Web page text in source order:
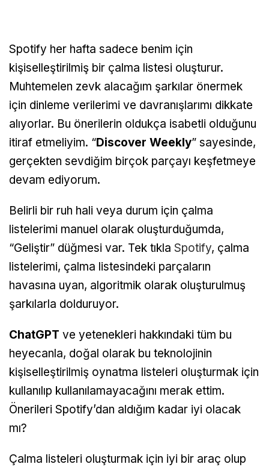
Spotify her hafta sadece benim için
kişiselleştirilmiş bir çalma listesi oluşturur.
Muhtemelen zevk alacağım şarkılar önermek
için dinleme verilerimi ve davranışlarımı dikkate
alıyorlar. Bu önerilerin oldukça isabetli olduğunu
itiraf etmeliyim. “Discover Weekly” sayesinde,
gerçekten sevdiğim birçok parçayı keşfetmeye
devam ediyorum.
Belirli bir ruh hali veya durum için çalma
listelerimi manuel olarak oluşturduğumda,
“Geliştir” düğmesi var. Tek tıkla Spotify, çalma
listelerimi, çalma listesindeki parçaların
havasına uyan, algoritmik olarak oluşturulmuş
şarkılarla dolduruyor.
ChatGPT ve yetenekleri hakkındaki tüm bu
heyecanla, doğal olarak bu teknolojinin
kişiselleştirilmiş oynatma listeleri oluşturmak için
kullanılıp kullanılamayacağını merak ettim.
Önerileri Spotify’dan aldığım kadar iyi olacak
mı?
Çalma listeleri oluşturmak için iyi bir araç olup